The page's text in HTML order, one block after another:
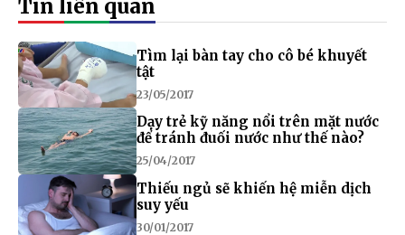
Tin liên quan
Tìm lại bàn tay cho cô bé khuyết
tật
23/05/2017
Dạy trẻ kỹ năng nổi trên mặt nước
để tránh đuối nước như thế nào?
25/04/2017
Thiếu ngủ sẽ khiến hệ miễn dịch
suy yếu
30/01/2017